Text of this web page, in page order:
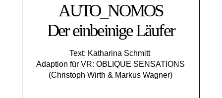
AUTO_NOMOS
Der einbeinige Läufer
Text: Katharina Schmitt
Adaption für VR: OBLIQUE SENSATIONS
(Christoph Wirth & Markus Wagner)